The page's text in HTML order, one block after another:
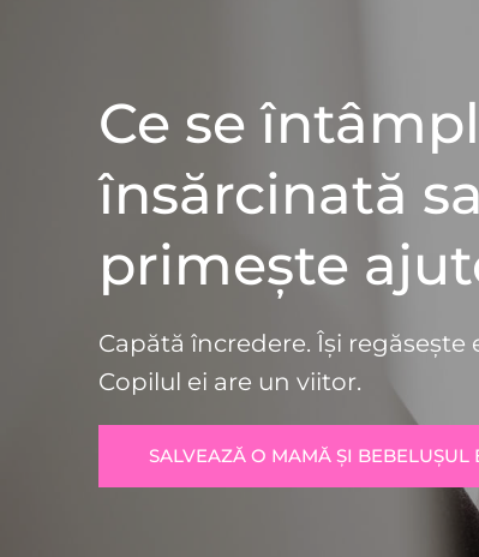
Ce se
însărcinată
primește
Capătă încredere. Își
Copilul ei are un viitor.
SALVEAZĂ O MAMĂ ȘI BEBELUȘUL